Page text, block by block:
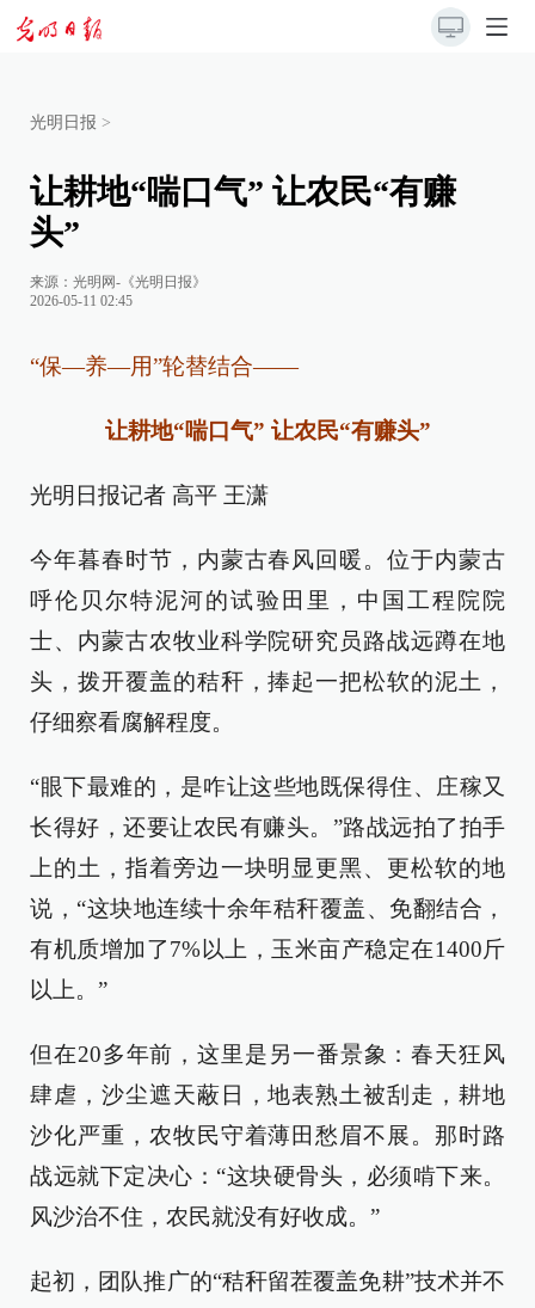
光明日报 >
让耕地“喘口气” 让农民“有赚
头”
来源： 光明网-《光明日报》
2026-05-11 02:45
“保—养—用”轮替结合——
让耕地“喘口气” 让农民“有赚头”
光明日报记者 高平 王潇
今年暮春时节，内蒙古春风回暖。位于内蒙古
呼伦贝尔特泥河的试验田里，中国工程院院
士、内蒙古农牧业科学院研究员路战远蹲在地
头，拨开覆盖的秸秆，捧起一把松软的泥土，
仔细察看腐解程度。
“眼下最难的，是咋让这些地既保得住、庄稼又
长得好，还要让农民有赚头。”路战远拍了拍手
上的土，指着旁边一块明显更黑、更松软的地
说，“这块地连续十余年秸秆覆盖、免翻结合，
有机质增加了7%以上，玉米亩产稳定在1400斤
以上。”
但在20多年前，这里是另一番景象：春天狂风
肆虐，沙尘遮天蔽日，地表熟土被刮走，耕地
沙化严重，农牧民守着薄田愁眉不展。那时路
战远就下定决心：“这块硬骨头，必须啃下来。
风沙治不住，农民就没有好收成。”
起初，团队推广的“秸秆留茬覆盖免耕”技术并不